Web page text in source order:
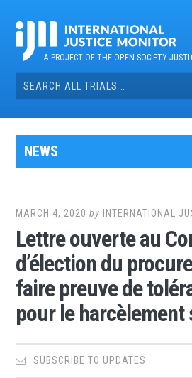
contentA PROJECT OF THEOPEN SOCIETY
Search
for:
NEWS
MARCH 4, 2020 by INTERNATIONAL
Lettre ouverte au
d’élection du
faire preuve de
pour le harcèlement
SUBSCRIBE TO UPDATES